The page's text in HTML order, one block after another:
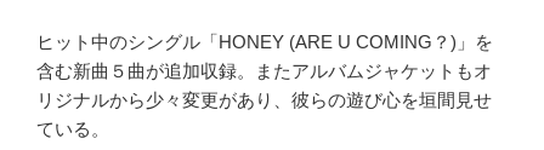
ヒット中のシングル「HONEY (ARE U COMING？)」を
含む新曲５曲が追加収録。またアルバムジャケットもオ
リジナルから少々変更があり、彼らの遊び心を垣間見せ
ている。